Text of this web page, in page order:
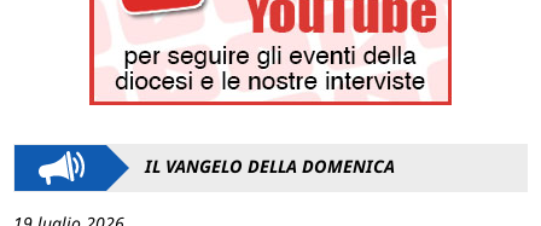
IL VANGELO DELLA DOMENICA